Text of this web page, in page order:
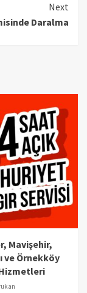
Next
Daralma
Mavişehir,
ve Örnekköy